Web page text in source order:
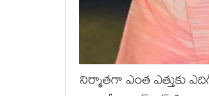
నిర్మాతగా ఎంత ఎత్తుకు